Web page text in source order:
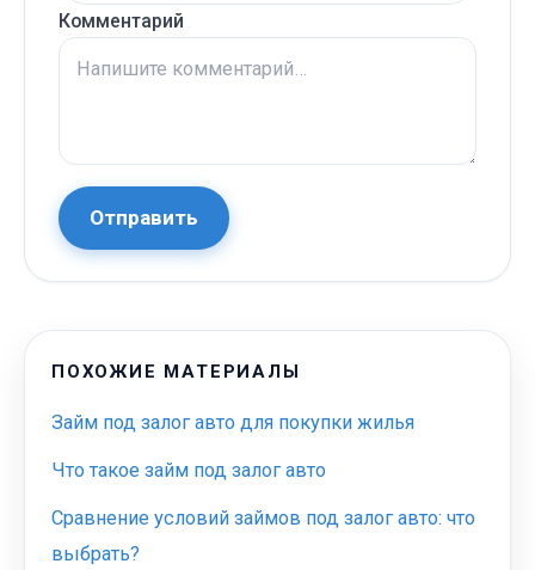
Комментарий
Отправить
ПОХОЖИЕ МАТЕРИАЛЫ
Займ под залог авто для покупки жилья
Что такое займ под залог авто
Сравнение условий займов под залог авто: что
выбрать?